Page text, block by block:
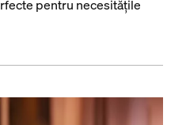
pentru necesitățile